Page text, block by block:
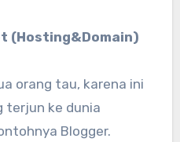
(Hosting&Domain)
orang tau, karena ini
terjun ke dunia
Blogger.